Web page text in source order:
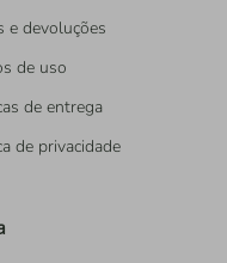
e devoluções
de uso
de entrega
de privacidade